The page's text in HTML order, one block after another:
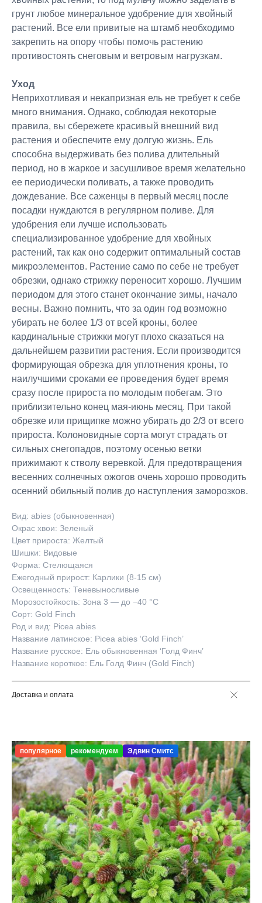
грунт любое минеральное удобрение для хвойный
растений. Все ели привитые на штамб необходимо
закрепить на опору чтобы помочь растению
противостоять снеговым и ветровым нагрузкам.
Уход
Неприхотливая и некапризная ель не требует к себе
много внимания. Однако, соблюдая некоторые
правила, вы сбережете красивый внешний вид
растения и обеспечите ему долгую жизнь. Ель
способна выдерживать без полива длительный
период, но в жаркое и засушливое время желательно
ее периодически поливать, а также проводить
дождевание. Все саженцы в первый месяц после
посадки нуждаются в регулярном поливе. Для
удобрения ели лучше использовать
специализированное удобрение для хвойных
растений, так как оно содержит оптимальный состав
микроэлементов. Растение само по себе не требует
обрезки, однако стрижку переносит хорошо. Лучшим
периодом для этого станет окончание зимы, начало
весны. Важно помнить, что за один год возможно
убирать не более 1/3 от всей кроны, более
кардинальные стрижки могут плохо сказаться на
дальнейшем развитии растения. Если производится
формирующая обрезка для уплотнения кроны, то
наилучшими сроками ее проведения будет время
сразу после прироста по молодым побегам. Это
приблизительно конец мая-июнь месяц. При такой
обрезке или прищипке можно убирать до 2/3 от всего
прироста. Колоновидные сорта могут страдать от
сильных снегопадов, поэтому осенью ветки
прижимают к стволу веревкой. Для предотвращения
весенних солнечных ожогов очень хорошо проводить
осенний обильный полив до наступления заморозков.
Вид: abies (обыкновенная)
Окрас хвои: Зеленый
Цвет прироста: Желтый
Шишки: Видовые
Форма: Стелющаяся
Ежегодный прирост: Карлики (8-15 см)
Освещенность: Теневыносливые
Морозостойкость: Зона 3 — до −40 °C
Сорт: Gold Finch
Род и вид: Picea abies
Название латинское: Picea abies ‘Gold Finch’
Название русское: Ель обыкновенная ‘Голд Финч’
Название короткое: Ель Голд Финч (Gold Finch)
Доставка и оплата
популярное рекомендуем Эдвин Смитс